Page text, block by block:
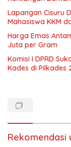
Lapangan Cisuru
Mahasiswa KKM
Harga Emas
Juta per Gram
Komisi I DPRD
Kades di Pilkades
Rekomendasi